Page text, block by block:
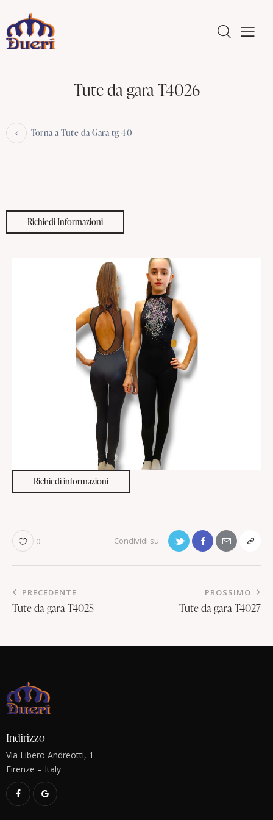
Tute da gara T4026
Torna a Tute da Gara tg 40
Richiedi Informazioni
Richiedi informazioni
0
PRECEDENTE
Tute da gara T4025
PROSSIMO
Tute da gara T4027
Indirizzo
Via Libero Andreotti, 1
Firenze – Italy